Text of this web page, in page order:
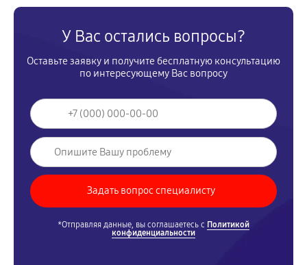
У Вас остались вопросы?
Оставьте заявку и получите бесплатную консультацию
по интересующему Вас вопросу
*Отправляя данные, вы соглашаетесь с Политикой
конфиденциальности